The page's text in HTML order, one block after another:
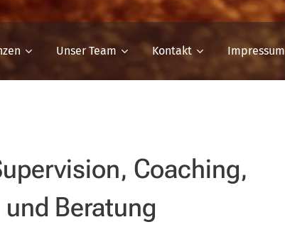
Unser Team Kontakt Impressum
Coaching,
Beratung